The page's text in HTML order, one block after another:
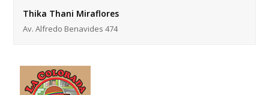
Thika Thani Miraflores
Av. Alfredo Benavides 474